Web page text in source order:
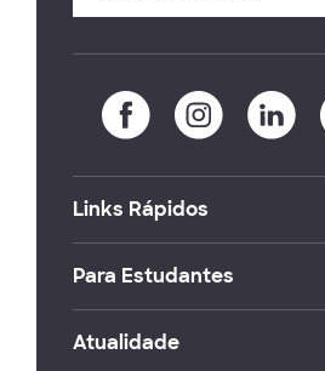
Links Rápidos
Para Estudantes
Atualidade